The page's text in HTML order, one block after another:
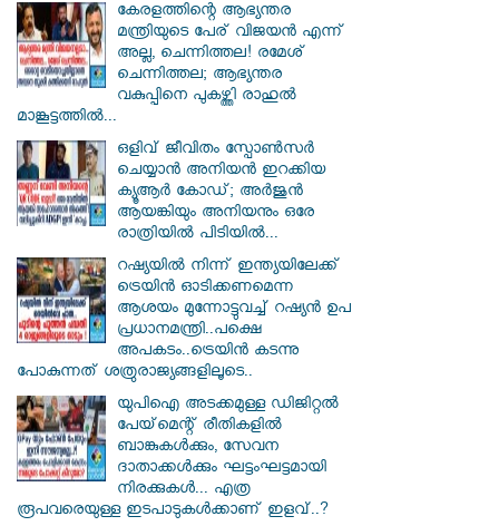
കേരളത്തിന്റെ ആഭ്യന്തര
മന്ത്രിയുടെ പേര് വിജയൻ എന്ന്
അല്ല, ചെന്നിത്തല! രമേശ്
ചെന്നിത്തല; ആഭ്യന്തര
വകുപ്പിനെ പുകഴ്ത്തി രാഹുൽ
മാങ്കൂട്ടത്തിൽ...
ഒളിവ് ജീവിതം സ്പോൺസർ
ചെയ്യാൻ അനിയൻ ഇറക്കിയ
ക്യൂആർ കോഡ്; അർജുൻ
ആയങ്കിയും അനിയനും ഒരേ
രാത്രിയിൽ പിടിയിൽ...
റഷ്യയിൽ നിന്ന് ഇന്ത്യയിലേക്ക്
ട്രെയിൻ ഓടിക്കണമെന്ന
ആശയം മുന്നോട്ടുവച്ച് റഷ്യൻ ഉപ
പ്രധാനമന്ത്രി..പക്ഷെ
അപകടം..ട്രെയിൻ കടന്നു
പോകുന്നത് ശത്രുരാജ്യങ്ങളിലൂടെ..
യുപിഐ അടക്കമുള്ള ഡിജിറ്റല്‍
പേയ്‌മെന്റ് രീതികളില്‍
ബാങ്കുകള്‍ക്കും, സേവന
ദാതാക്കള്‍ക്കും ഘട്ടംഘട്ടമായി
നിരക്കുകള്‍... എത്ര
രൂപവരെയുള്ള ഇടപാടുകള്‍ക്കാണ് ഇളവ്..?